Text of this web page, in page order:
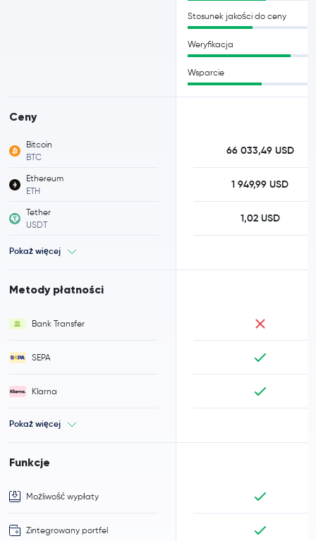
Ceny
Bitcoin
BTC
Ethereum
ETH
Tether
USDT
Pokaż więcej
Metody płatności
Bank Transfer
SEPA
Klarna
Pokaż więcej
Funkcje
Możliwość wypłaty
Zintegrowany portfel
Stosunek jakości do ceny
Weryfikacja
Wsparcie
66 033,49 USD
1 949,99 USD
1,02 USD